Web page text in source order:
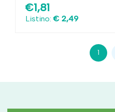
€1,81
Listino: € 2,49
1